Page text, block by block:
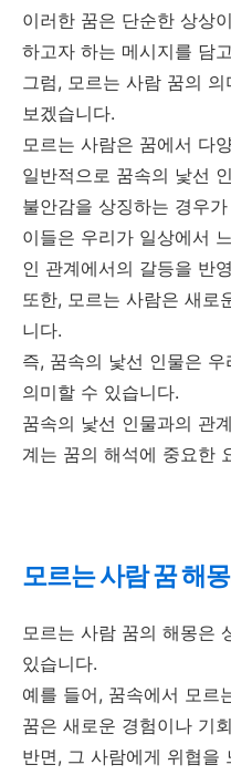
이러한 꿈은 단순한 상상
하고자 하는 메시지를 담
그럼, 모르는 사람 꿈의
보겠습니다.
모르는 사람은 꿈에서 다
일반적으로 꿈속의 낯선
불안감을 상징하는 경우
이들은 우리가 일상에서
인 관계에서의 갈등을 반
또한, 모르는 사람은 새로
니다.
즉, 꿈속의 낯선 인물은
의미할 수 있습니다.
꿈속의 낯선 인물과의 관
계는 꿈의 해석에 중요한
모르는 사람 꿈 해
모르는 사람 꿈의 해몽은
있습니다.
예를 들어, 꿈속에서 모르
꿈은 새로운 경험이나 기
반면, 그 사람에게 위협을